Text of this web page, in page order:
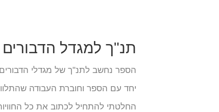
תנ"ך למגדל הדבורים
הספר נחשב לתנ"ך של מגדלי
יחד עם הספר וחוברת העבודה
החלטתי להתחיל לכתוב את כל